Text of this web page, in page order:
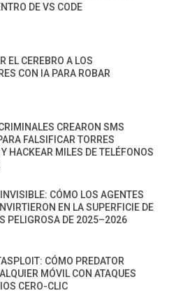
DE VS CODE
EL CEREBRO A LOS
CON IA PARA ROBAR
CREARON SMS
FALSIFICAR TORRES
HACKEAR MILES DE TELÉFONOS
CÓMO LOS AGENTES
EN LA SUPERFICIE DE
PELIGROSA DE 2025–2026
CÓMO PREDATOR
MÓVIL CON ATAQUES
CERO-CLIC